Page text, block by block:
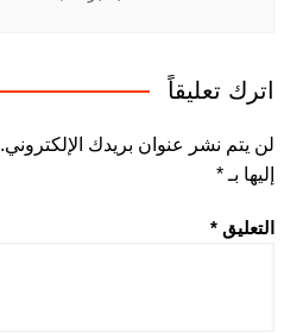
اترك تعليقاً
لن يتم نشر عنوان بريدك الإلكتروني.
إليها بـ *
التعليق *